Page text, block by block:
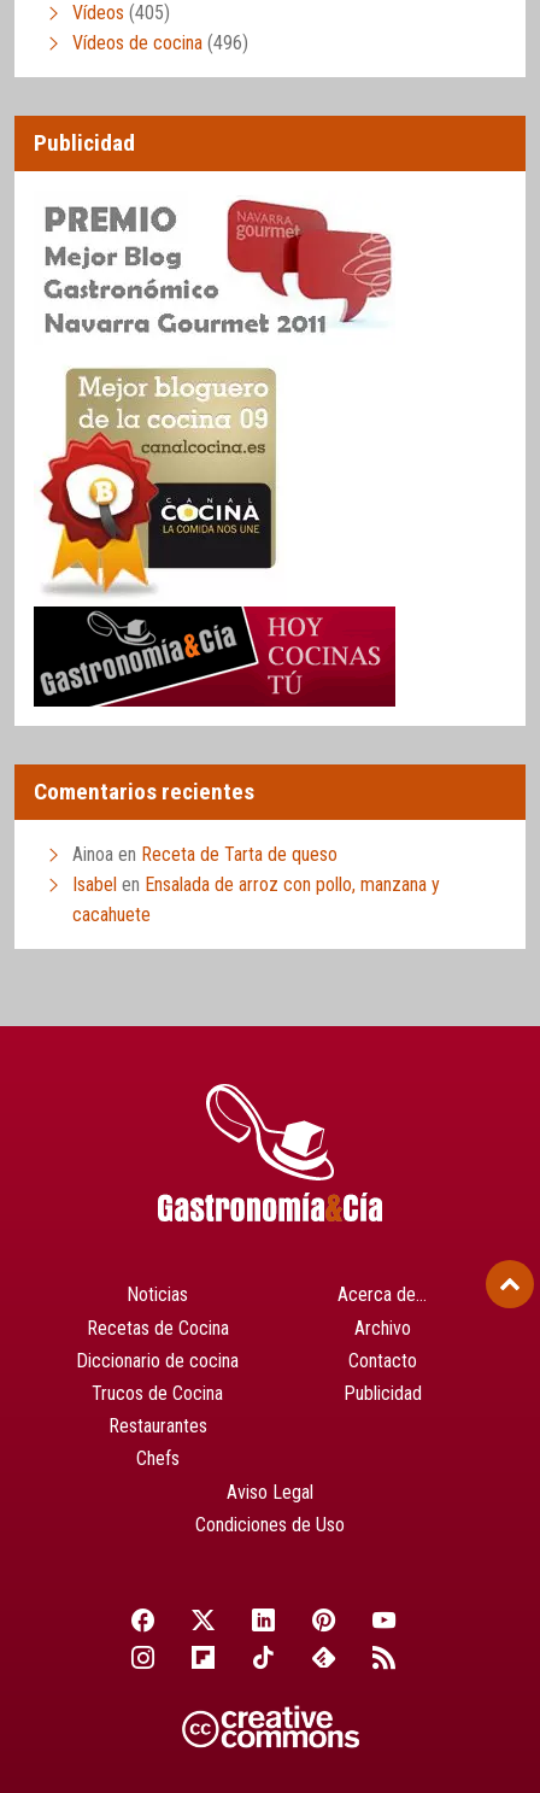
Vídeos (405)
Vídeos de cocina (496)
Publicidad
Comentarios recientes
Ainoa en Receta de Tarta de queso
Isabel en Ensalada de arroz con pollo, manzana y
cacahuete
Noticias
Recetas de Cocina
Diccionario de cocina
Trucos de Cocina
Restaurantes
Chefs
Acerca de…
Archivo
Contacto
Publicidad
Aviso Legal
Condiciones de Uso